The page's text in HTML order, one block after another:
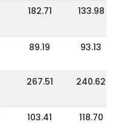
182.71 133.98
89.19 93.13
267.51 240.62
103.41 118.70